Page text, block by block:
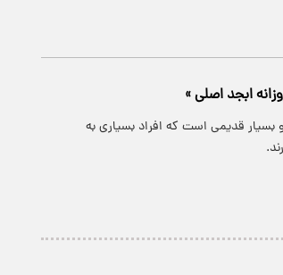
بسیار قدیمی است که افراد بسیاری به